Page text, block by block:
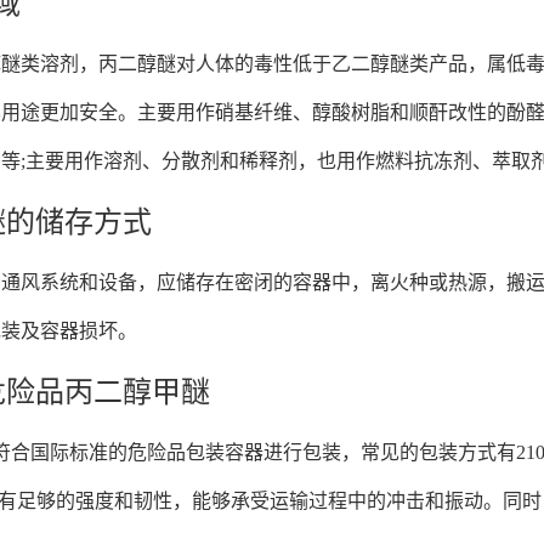
类溶剂，丙二醇醚对人体的毒性低于乙二醇醚类产品，属低
途更加安全。主要用作硝基纤维、醇酸树脂和顺酐改性的酚
;主要用作溶剂、分散剂和稀释剂，也用作燃料抗冻剂、萃取
储存方式
风系统和设备，应储存在密闭的容器中，离火种或热源，搬
及容器损坏。
品丙二醇甲醚
合国际标准的危险品包装容器进行包装，常见的包装方式有
足够的强度和韧性，能够承受运输过程中的冲击和振动。同